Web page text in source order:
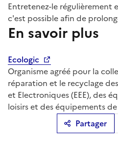
Partager
Entretenez-le régulièrement
c'est possible afin de
En savoir plus
Ecologic
Organisme agréé pour la
réparation et le recyclage
et Electroniques (EEE), des
loisirs et des équipements